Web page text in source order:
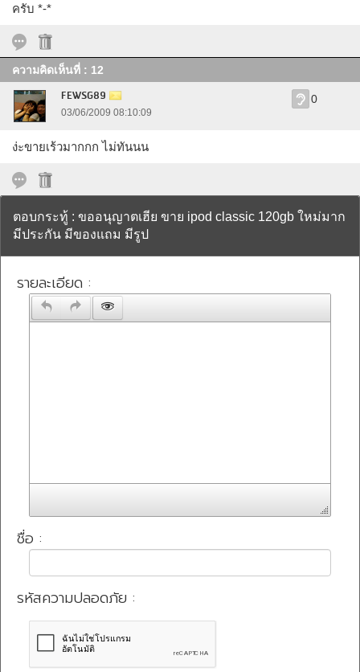
ครับ *-*
ความคิดเห็นที่ : 12
FEWSG89
03/06/2009 08:10:09
0
ง่ะขายเร้วมากกก ไม่ทันนน
ตอบกระทู้ : ขออนุญาตเฮีย ขาย ipod classic 120gb ใหม่มาก
มีประกัน มีของแถม มีรูป
รายละเอียด :
ชื่อ :
รหัสความปลอดภัย :